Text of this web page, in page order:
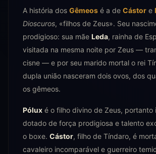
A história dos Gêmeos é a de Cástor e
Dioscuros, «filhos de Zeus». Seu
prodigioso: sua mãe Leda, rainha de
visitada na mesma noite por Zeus —
cisne — e por seu marido mortal o rei
dupla união nasceram dois ovos, dos
os gêmeos.
Pólux é o filho divino de Zeus, portanto
dotado de força prodigiosa e talento
o boxe. Cástor, filho de Tíndaro, é
cavaleiro incomparável e guerreiro